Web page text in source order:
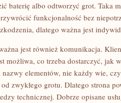
baterię albo odtworzyć grot. Taka
funkcjonalność bez
dlatego ważna jest
jest również komunikacja.
możliwa, co trzeba dostarczyć, jak
elementów, nie każdy wie,
zwykłego grotu. Dlatego strona
technicznej. Dobrze opisane